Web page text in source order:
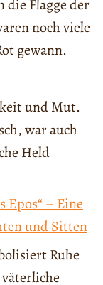
die Flagge der
noch viele
gewann.
und Mut.
war auch
Held
Epos“ – Eine
und Sitten
Ruhe